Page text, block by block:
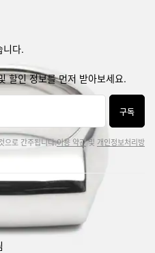
니다.
할인 정보를 먼저 받아보세요.
구독
으로 간주됩니다.이용 약관및 개인정보처리방